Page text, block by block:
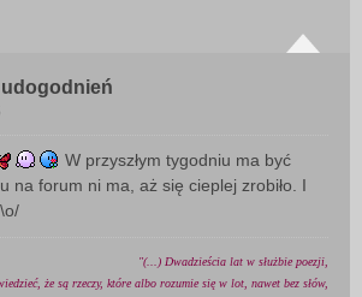
W przyszłym tygodniu ma być
na forum ni ma, aż się cieplej zrobiło. I
"(...) Dwadzieścia lat w służbie poezji,
że są rzeczy, które albo rozumie się w lot, nawet bez słów,